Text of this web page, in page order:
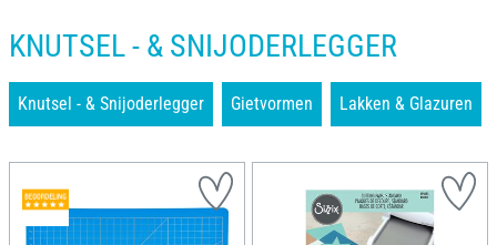
KNUTSEL - & SNIJODERLEGGER
Knutsel - & Snijoderlegger Gietvormen Lakken & Glazuren